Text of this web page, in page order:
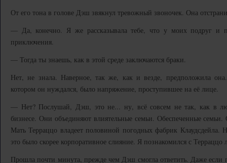
От его тона в голове Дэш звякнул тревожный звоночек. Она
— Да, конечно. Я же рассказывала тебе, что у моих подруг и
приключения.
— Тогда ты знаешь, как в этой среде заключаются браки.
Нет, не знала. Наверное, так же, как и везде, предположила
котором он нуждался, было напряжение, проступившее на её лице.
— Нет? Послушай, Дэш, это не... ну, всё совсем не так, как в
бизнесе. Они объединяют влиятельные семьи. Обеспеченные
Мать Терраццо владеет половиной погодных фабрик
это было скорее корпоративное слияние. Я познакомился с
Прошла почти минута, прежде чем Дэш смогла ответить. Даже если